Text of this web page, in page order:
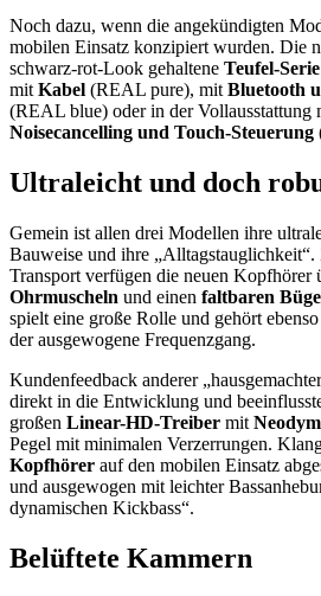
Noch dazu, wenn die angekündigten
mobilen Einsatz konzipiert wurden. Die
schwarz-rot-Look gehaltene Teufel-
mit Kabel (REAL pure), mit Bluetooth
(REAL blue) oder in der Vollausstattung
Noisecancelling und Touch-Steuerung
Ultraleicht und doch
Gemein ist allen drei Modellen ihre
Bauweise und ihre „Alltagstauglichkeit“.
Transport verfügen die neuen Kopfhörer
Ohrmuscheln und einen faltbaren
spielt eine große Rolle und gehört
der ausgewogene Frequenzgang.
Kundenfeedback anderer
direkt in die Entwicklung und
großen Linear-HD-Treiber mit
Pegel mit minimalen Verzerrungen.
Kopfhörer auf den mobilen Einsatz
und ausgewogen mit leichter
dynamischen Kickbass“.
Belüftete Kammern